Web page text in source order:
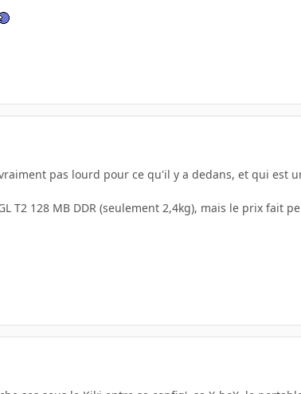
pas lourd pour ce qu'il y a dedans, et qui est
T2 128 MB DDR (seulement 2,4kg), mais le prix fait